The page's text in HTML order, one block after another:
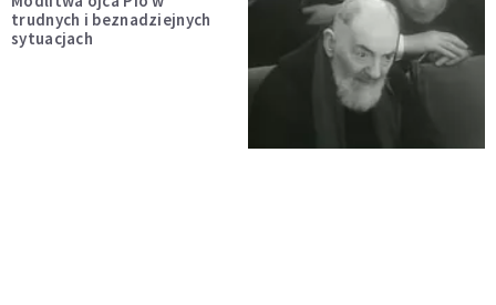
trudnych i beznadziejnych
sytuacjach